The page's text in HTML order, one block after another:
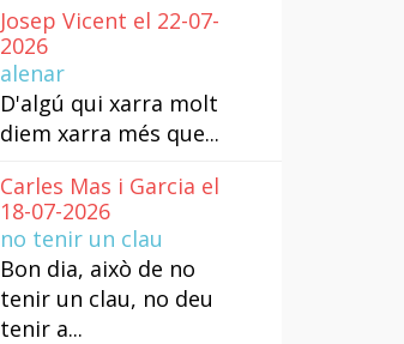
Josep Vicent el 22-07-
2026
alenar
D'algú qui xarra molt
diem xarra més que...
Carles Mas i Garcia el
18-07-2026
no tenir un clau
Bon dia, això de no
tenir un clau, no deu
tenir a...